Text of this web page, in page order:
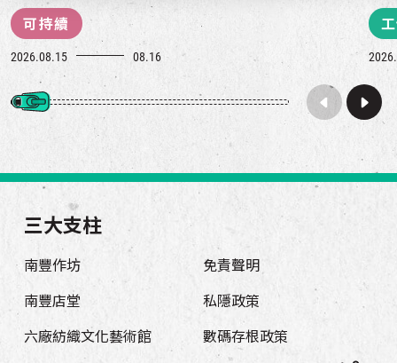
可持續
2026.08.15 08.16
三大支柱
南豐作坊
南豐店堂
六廠紡織文化藝術館
免責聲明
私隱政策
數碼存根政策